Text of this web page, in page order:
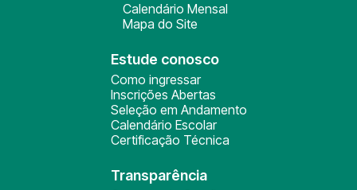
Calendário Mensal
Mapa do Site
Estude conosco
Como ingressar
Inscrições Abertas
Seleção em Andamento
Calendário Escolar
Certificação Técnica
Transparência